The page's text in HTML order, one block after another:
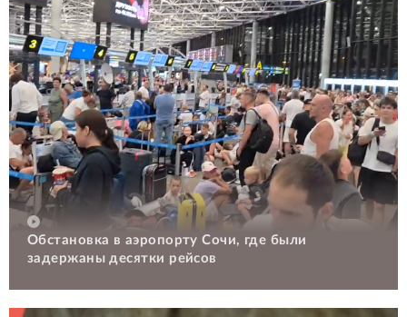
Обстановка в аэропорту Сочи, где были
задержаны десятки рейсов